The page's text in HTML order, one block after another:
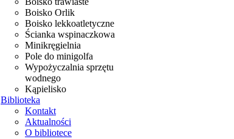
Boisko Orlik
Boisko lekkoatletyczne
Ścianka wspinaczkowa
Minikręgielnia
Pole do minigolfa
Wypożyczalnia sprzętu
wodnego
Kąpielisko
Biblioteka
Kontakt
Aktualności
O bibliotece